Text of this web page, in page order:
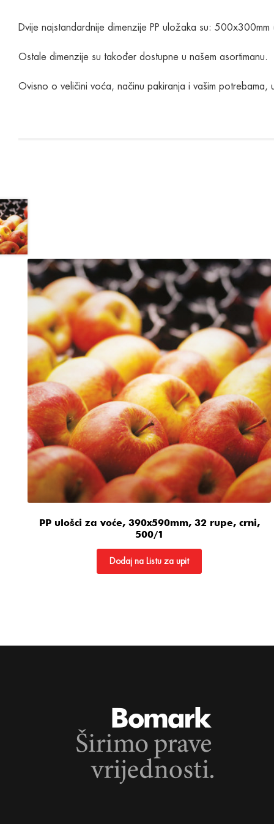
Dvije najstandardnije dimenzije PP uložaka su:
Ostale dimenzije su također dostupne u našem asortimanu.
Ovisno o veličini voća, načinu pakiranja i vašim
PP ulošci za voće, 390x590mm, 32 rupe, crni,
500/1
Dodaj na Listu za upit